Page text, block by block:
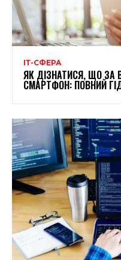
ІТ-СФЕРА
ЯК ДІЗНАТИСЯ, ЩО ЗА
СМАРТФОН: ПОВНИЙ